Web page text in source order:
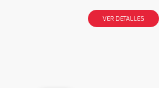
VER DETALLES